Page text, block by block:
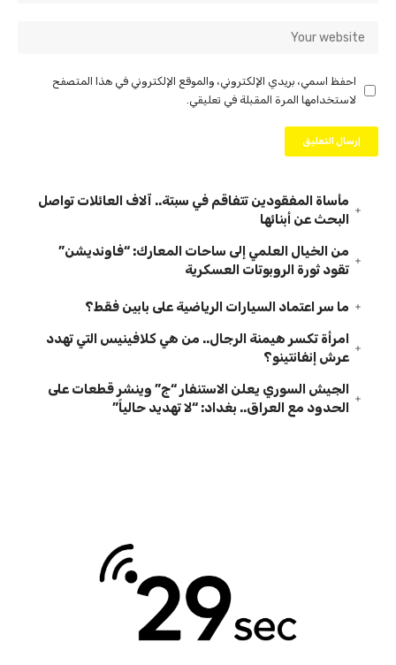
احفظ اسمي، بريدي الإلكتروني، والموقع الإلكتروني في هذا المتصفح
لاستخدامها المرة المقبلة في تعليقي.
مأساة المفقودين تتفاقم في سبتة.. آلاف العائلات تواصل
البحث عن أبنائها
من الخيال العلمي إلى ساحات المعارك: “فاونديشن”
تقود ثورة الروبوتات العسكرية
ما سر اعتماد السيارات الرياضية على بابين فقط؟
امرأة تكسر هيمنة الرجال.. من هي كلافينيس التي تهدد
عرش إنفانتينو؟
الجيش السوري يعلن الاستنفار “ج” وينشر قطعات على
الحدود مع العراق.. بغداد: “لا تهديد حالياً”